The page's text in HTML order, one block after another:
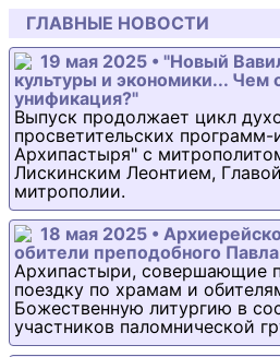
ГЛАВНЫЕ НОВОСТИ
19 мая 2025 • "Новый
культуры и экономики... Чем
унификация?"
Выпуск продолжает цикл
просветительских
Архипастыря" с
Лискинским Леонтием,
митрополии.
18 мая 2025 •
обители преподобного
Архипастыри, совершающие
поездку по храмам и
Божественную литургию в
участников паломнической